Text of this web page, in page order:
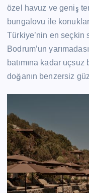
özel havuz ve geniş
bungalovu ile
Türkiye’nin en
Bodrum’un
batımına kadar
doğanın benzersiz